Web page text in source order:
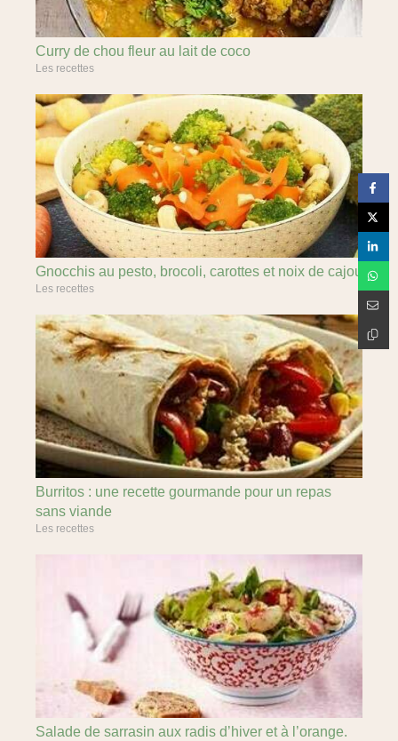
Curry de chou fleur au lait de coco
Les recettes
Gnocchis au pesto, brocoli, carottes et noix de cajou
Les recettes
Burritos : une recette gourmande pour un repas
sans viande
Les recettes
Salade de sarrasin aux radis d’hiver et à l’orange.